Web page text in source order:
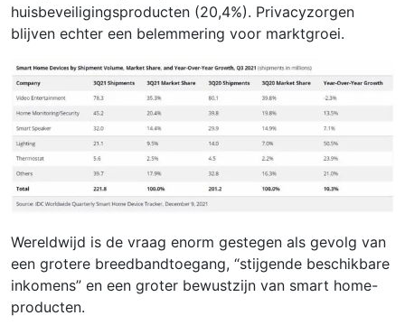
huisbeveiligingsproducten (20,4%). Privacyzorgen
blijven echter een belemmering voor marktgroei.
Wereldwijd is de vraag enorm gestegen als gevolg van
een grotere breedbandtoegang, “stijgende beschikbare
inkomens” en een groter bewustzijn van smart home-
producten.